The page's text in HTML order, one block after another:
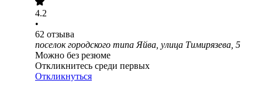
4.2
•
62 отзыва
поселок городского типа Яйва, улица Тимирязева, 5
Можно без резюме
Откликнитесь среди первых
Откликнуться